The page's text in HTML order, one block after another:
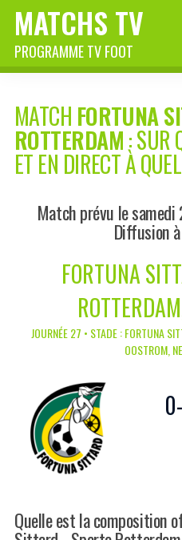
MATCHS TV
PROGRAMME TV FOOT
MATCH FORTUNA
ROTTERDAM: SUR
ET EN DIRECT À
Match prévu le
Diffusion
FORTUNA
JOURNÉE 27 • STADE : FORTUNA
OOSTROM,
0-
Quelle est la composition